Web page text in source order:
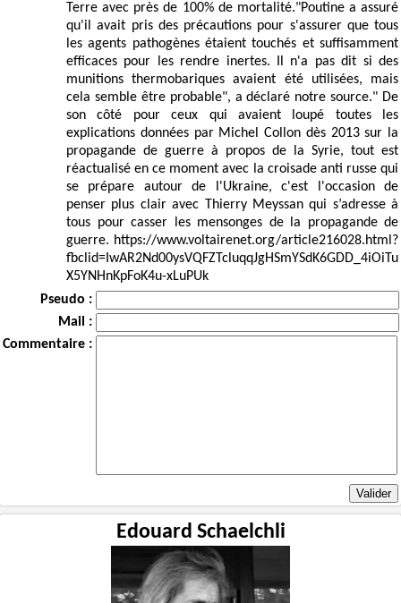
Terre avec près de 100% de mortalité."Poutine a assuré
qu'il avait pris des précautions pour s'assurer que tous
les agents pathogènes étaient touchés et suffisamment
efficaces pour les rendre inertes. Il n'a pas dit si des
munitions thermobariques avaient été utilisées, mais
cela semble être probable", a déclaré notre source." De
son côté pour ceux qui avaient loupé toutes les
explications données par Michel Collon dès 2013 sur la
propagande de guerre à propos de la Syrie, tout est
réactualisé en ce moment avec la croisade anti russe qui
se prépare autour de l'Ukraine, c'est l'occasion de
penser plus clair avec Thierry Meyssan qui s’adresse à
tous pour casser les mensonges de la propagande de
guerre. https://www.voltairenet.org/article216028.html?
fbclid=IwAR2Nd00ysVQFZTcluqqJgHSmYSdK6GDD_4iOiTu
X5YNHnKpFoK4u-xLuPUk
Pseudo :
Mail :
Commentaire :
Edouard Schaelchli